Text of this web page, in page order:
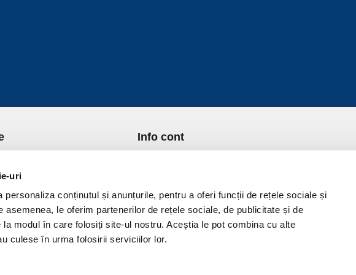
uri
personaliza conținutul și anunțurile, pentru a oferi funcții de rețele sociale și
asemenea, le oferim partenerilor de rețele sociale, de publicitate și de
modul în care folosiți site-ul nostru. Aceștia le pot combina cu alte
culese în urma folosirii serviciilor lor.
si Plata
de Returnare
de confidentialitate
Cookies
si conditii
Info cont
Lista Favorite
GDPR - Protectia datelor
Contact